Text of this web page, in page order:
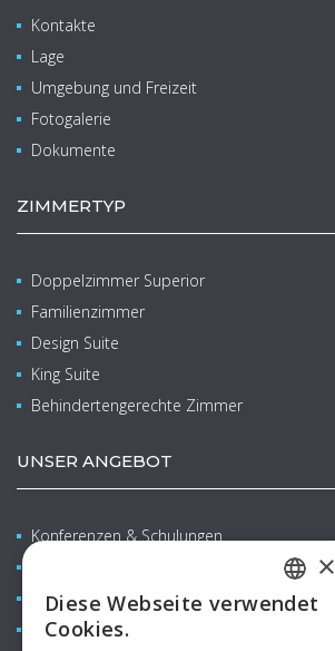
Kontakte
Lage
Umgebung und Freizeit
Fotogalerie
Dokumente
ZIMMERTYP
Doppelzimmer Superior
Familienzimmer
Design Suite
King Suite
Behindertengerechte Zimmer
UNSER ANGEBOT
Konferenzen & Schulungen
Familien mit Kindern
Restaurants & Bars
CZECH
×
Diese Webseite verwendet
Cookies.